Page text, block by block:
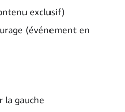
exclusif)
(événement en
la gauche